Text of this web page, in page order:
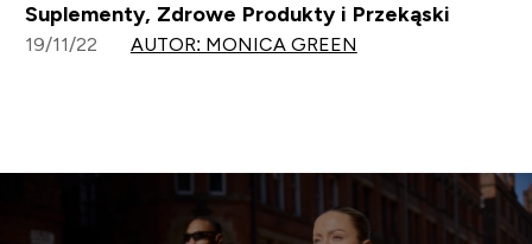
Suplementy, Zdrowe Produkty i Przekąski
19/11/22 AUTOR: MONICA GREEN